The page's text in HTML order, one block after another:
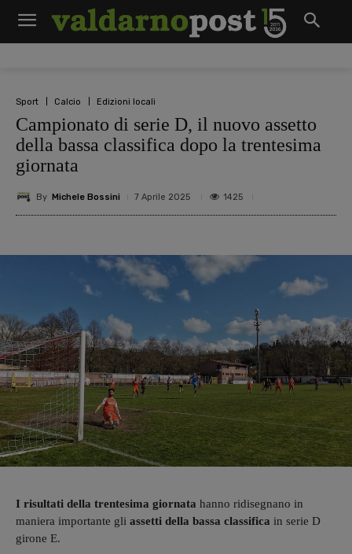
Sport Calcio Edizioni locali
Campionato di serie D, il nuovo assetto
della bassa classifica dopo la trentesima
giornata
By Michele Bossini 7 Aprile 2025 1425
I risultati della trentesima giornata hanno ridisegnano in
maniera importante gli assetti della bassa classifica in serie D
girone E.